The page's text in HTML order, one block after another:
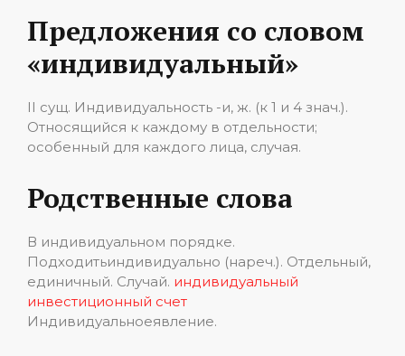
Предложения со словом
«индивидуальный»
II сущ. Индивидуальность -и, ж. (к 1 и 4 знач.).
Относящийся к каждому в отдельности;
особенный для каждого лица, случая.
Родственные слова
В индивидуальном порядке.
Подходитьиндивидуально (нареч.). Отдельный,
единичный. Случай. индивидуальный
инвестиционный счет
Индивидуальноеявление.